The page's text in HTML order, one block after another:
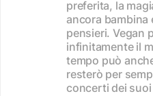
preferita, la
ancora bambina
pensieri. Vegan
infinitamente il
tempo può
resterò per
concerti dei